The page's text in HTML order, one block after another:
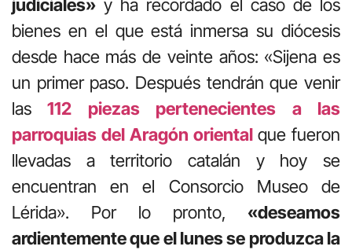
judiciales» y ha recordado el caso de los
bienes en el que está inmersa su diócesis
desde hace más de veinte años: «Sijena es
un primer paso. Después tendrán que venir
las
112 piezas pertenecientes a las
parroquias del Aragón oriental que fueron
llevadas a territorio catalán y hoy se
encuentran en el Consorcio Museo de
Lérida». Por lo pronto, «deseamos
ardientemente que el lunes se produzca la